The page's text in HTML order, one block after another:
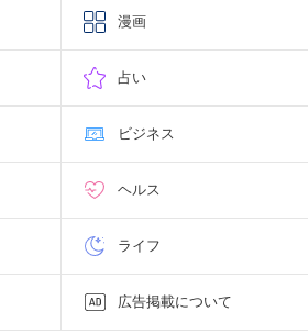
漫画
占い
ビジネス
ヘルス
ライフ
広告掲載について